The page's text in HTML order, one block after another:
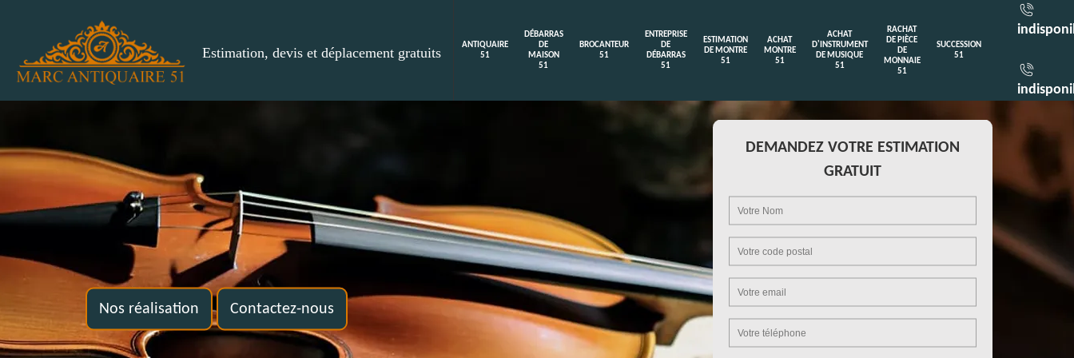
Estimation, devis et déplacement gratuits
ANTIQUAIRE
51
DÉBARRAS
DE
MAISON
51
BROCANTEUR
51
ENTREPRISE
DE
DÉBARRAS
51
ESTIMATION
DE MONTRE
51
ACHAT
MONTRE
51
ACHAT
D'INSTRUMENT
DE MUSIQUE
51
RACHAT
DE PIÈCE
DE
MONNAIE
51
SUCCESSION
51
Nos réalisation Contactez-nous
DEMANDEZ VOTRE ESTIMATION
GRATUIT